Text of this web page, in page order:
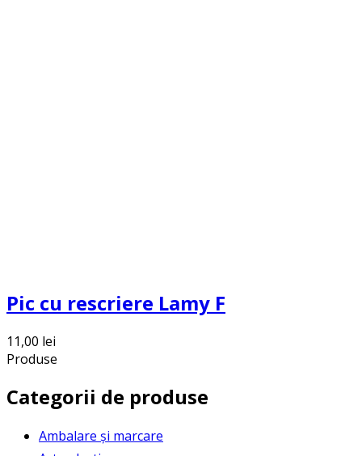
Pic cu rescriere Lamy F
11,00 lei
Produse
Categorii de produse
Ambalare și marcare